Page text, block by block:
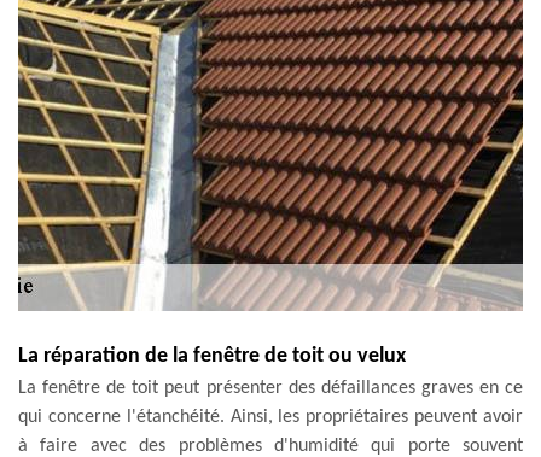
La réparation de la fenêtre de toit ou velux
La fenêtre de toit peut présenter des défaillances graves en ce
qui concerne l'étanchéité. Ainsi, les propriétaires peuvent avoir
à faire avec des problèmes d'humidité qui porte souvent